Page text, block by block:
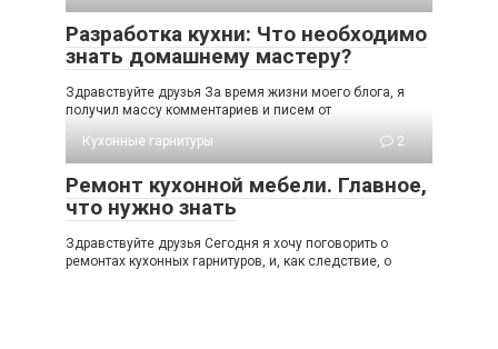
Разработка кухни: Что необходимо
знать домашнему мастеру?
Здравствуйте друзья За время жизни моего блога, я
получил массу комментариев и писем от
Кухонные гарнитуры
2
Ремонт кухонной мебели. Главное,
что нужно знать
Здравствуйте друзья Сегодня я хочу поговорить о
ремонтах кухонных гарнитуров, и, как следствие, о